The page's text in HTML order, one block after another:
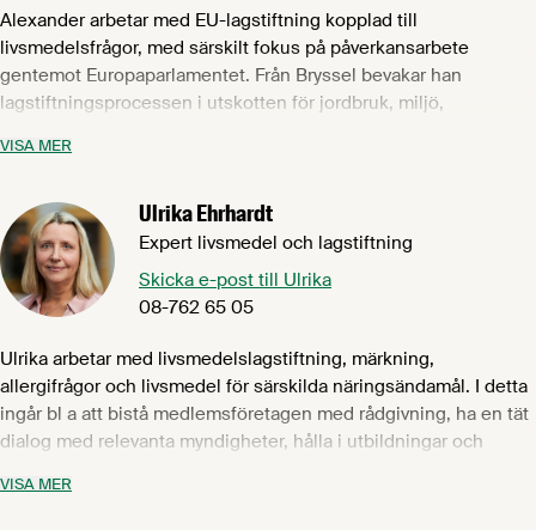
Alexander arbetar med EU-lagstiftning kopplad till
livsmedelsfrågor, med särskilt fokus på påverkansarbete
gentemot Europaparlamentet. Från Bryssel bevakar han
lagstiftningsprocessen i utskotten för jordbruk, miljö,
även aktiv inom den europeiska branschorganisationen
regionalpolitik i Bryssel och har en akademisk bakgrund inom
kulturgeografi och medicinska masterstudier.
VISA MER
Ulrika Ehrhardt
Expert livsmedel och lagstiftning
Skicka e-post till Ulrika
08-762 65 05
Ulrika arbetar med livsmedelslagstiftning, märkning,
allergifrågor och livsmedel för särskilda näringsändamål. I detta
ingår bl a att bistå medlemsföretagen med rådgivning, ha en tät
dialog med relevanta myndigheter, hålla i utbildningar och
Livsmedelsföretagens egna referensgrupper. Ulrika är
VISA MER